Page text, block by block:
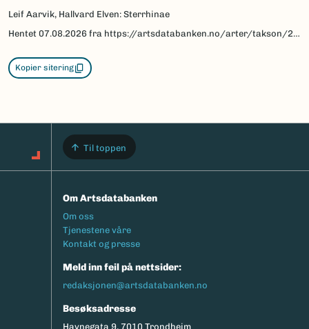
Leif Aarvik, Hallvard Elven: Sterrhinae
Hentet 07.08.2026 fra https://artsdatabanken.no/arter/takson/29929/beskrivelse
Kopier sitering
Til toppen
Om Artsdatabanken
Footermeny
Om oss
Tjenestene våre
Kontakt og presse
Meld inn feil på nettsider:
redaksjonen@artsdatabanken.no
Besøksadresse
Havnegata 9, 7010 Trondheim